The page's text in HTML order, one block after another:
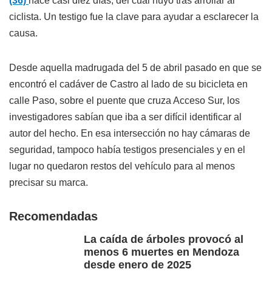
ciclista. Un testigo fue la clave para ayudar a esclarecer la
causa.
Desde aquella madrugada del 5 de abril pasado en que se
encontró el cadáver de Castro al lado de su bicicleta en
calle Paso, sobre el puente que cruza Acceso Sur, los
investigadores sabían que iba a ser difícil identificar al
autor del hecho. En esa intersección no hay cámaras de
seguridad, tampoco había testigos presenciales y en el
lugar no quedaron restos del vehículo para al menos
precisar su marca.
Recomendadas
La caída de árboles provocó al
menos 6 muertes en Mendoza
desde enero de 2025